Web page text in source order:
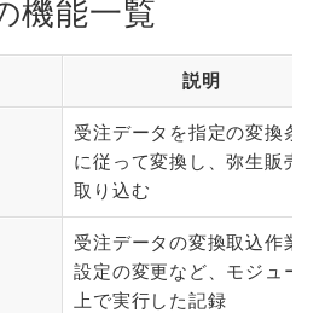
機能一覧
説明
受注データを指定の変換条件
に従って変換し、弥生販売に
取り込む
受注データの変換取込作業、
設定の変更など、モジュール
上で実行した記録